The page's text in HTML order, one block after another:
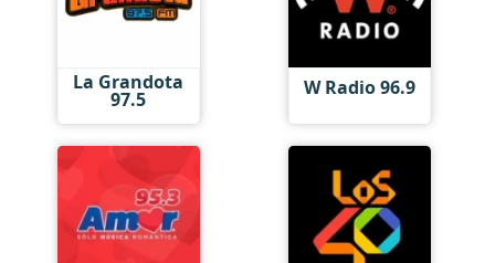
La Grandota
97.5 W Radio 96.9